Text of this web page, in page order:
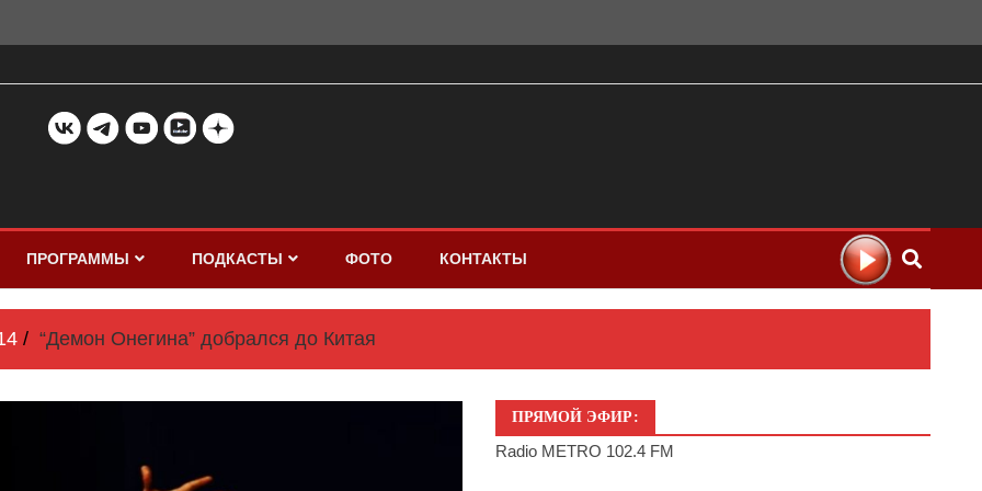
ПРОГРАММЫ ПОДКАСТЫ ФОТО КОНТАКТЫ
“Демон Онегина” добрался до Китая
ПРЯМОЙ ЭФИР:
Radio METRO 102.4 FM